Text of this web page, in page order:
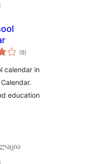
(8საერთო
რეიტინგი
)
calendar in
education